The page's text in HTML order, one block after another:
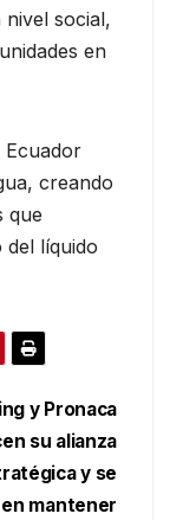
nivel social,
en
Ecuador
creando
que
líquido
y Pronaca
su alianza
y se
mantener